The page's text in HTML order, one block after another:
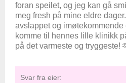
foran speilet, og jeg kan gå
meg fresh på mine eldre
avslappet og imøtekommende
komme til hennes lille klinikk
på det varmeste og tryggeste!
Svar fra eier: